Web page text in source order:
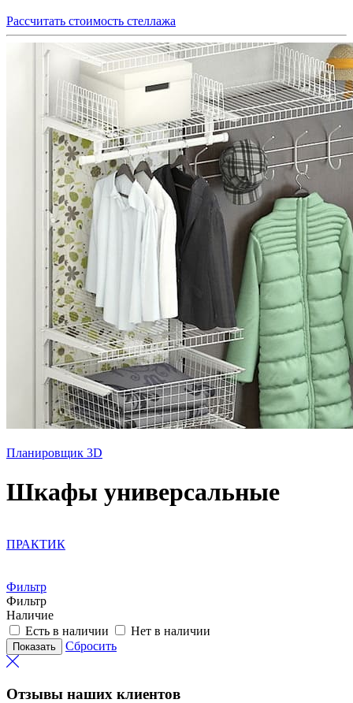
Рассчитать стоимость стеллажа
Планировщик 3D
Шкафы универсальные
ПРАКТИК
Фильтр
Фильтр
Наличие
Есть в наличии
Нет в наличии
Сбросить
Отзывы наших клиентов